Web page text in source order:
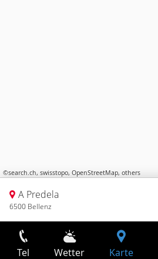
©search.ch, swisstopo, OpenStreetMap, others
A Predela
6500 Bellenz
Tel Wetter Karte